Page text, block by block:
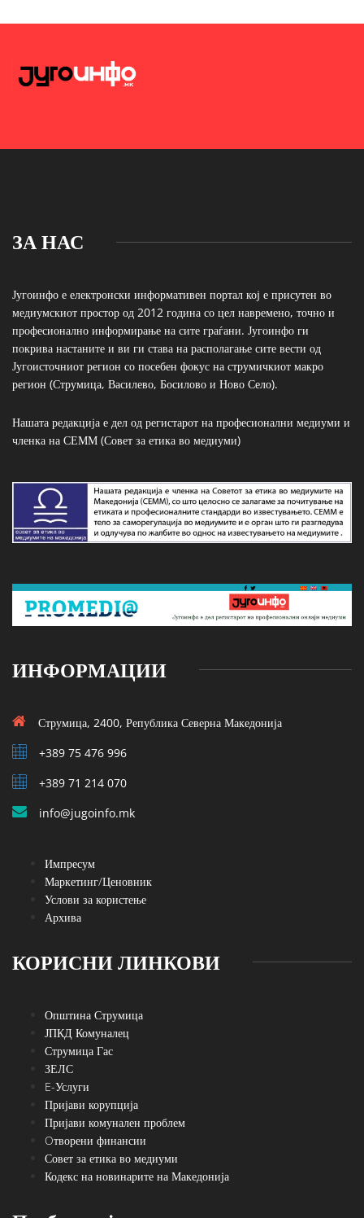
ЗА НАС
Југоинфо е електронски информативен портал кој е присутен во
медиумскиот простор од 2012 година со цел навремено, точно и
професионално информирање на сите граѓани. Југоинфо ги
покрива настаните и ви ги става на располагање сите вести од
Југоисточниот регион со посебен фокус на струмичкиот макро
регион (Струмица, Василево, Босилово и Ново Село).
Нашата редакција е дел од регистарот на професионални медиуми и
членка на СЕММ (Совет за етика во медиуми)
ИНФОРМАЦИИ
Струмица, 2400, Република Северна Македонија
+389 75 476 996
+389 71 214 070
info@jugoinfo.mk
Импресум
Маркетинг/Ценовник
Услови за користење
Архива
КОРИСНИ ЛИНКОВИ
Општина Струмица
ЈПКД Комуналец
Струмица Гас
ЗЕЛС
E-Услуги
Пријави корупција
Пријави комунален проблем
Oтворени финансии
Совет за етика во медиуми
Кодекс на новинарите на Македонија